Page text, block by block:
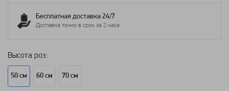
Бесплатная доставка 24/7
Доставка точно в срок за 2 часа
Высота роз:
50 см 60 см 70 см